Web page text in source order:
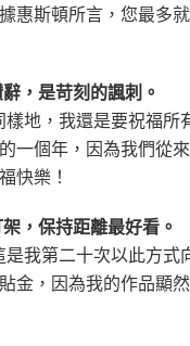
惠斯頓所言，您最多
，是苛刻的諷刺。
樣地，我還是要祝福
一個年，因為我們從
快樂！
，保持距離最好看。
是我第二十次以此方
金，因為我的作品顯